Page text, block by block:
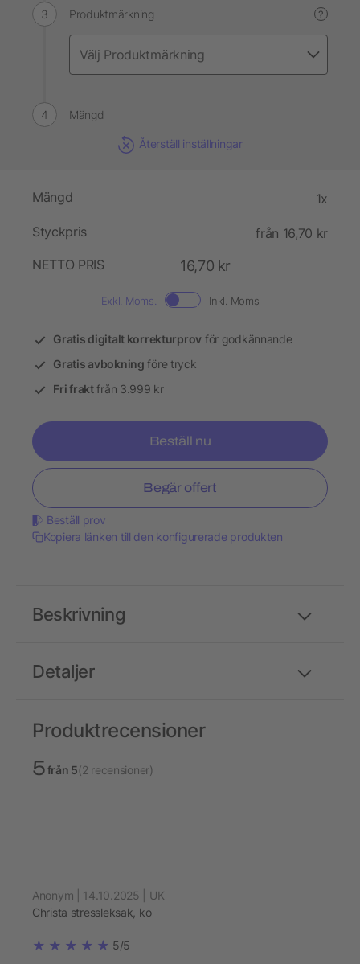
Produktmärkning ?
Mängd
Återställ inställningar
Mängd 1x
Styckpris
från 16,70 kr
NETTO PRIS
16,70 kr
Exkl. Moms. Inkl. Moms
Gratis digitalt korrekturprov för godkännande
Gratis avbokning före tryck
Fri fraktfrån 3.999 kr
Beställ nu
Begär offert
Beställ prov
Kopiera länken till den konfigurerade produkten
Detaljer
Beskrivning
Produktrecensioner
5från 5(2 recensioner)
Anonym | 14.10.2025 | UK
Christa stressleksak, ko
5/5